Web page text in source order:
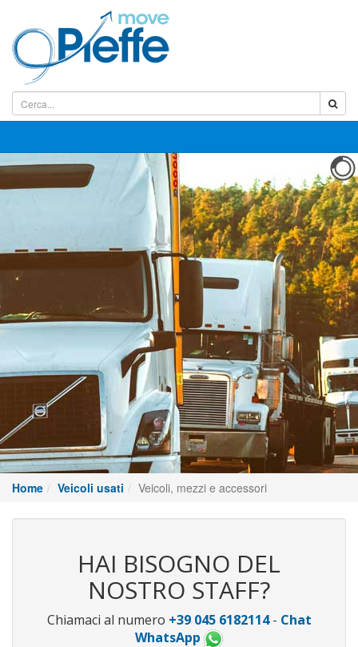
Home Veicoli usati Veicoli, mezzi e accessori
HAI BISOGNO DEL
NOSTRO STAFF?
Chiamaci al numero +39 045 6182114- Chat
WhatsApp